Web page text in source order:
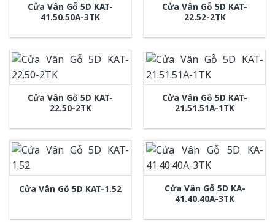
Cửa Vân Gỗ 5D KAT-
41.50.50A-3TK
Cửa Vân Gỗ 5D KAT-
22.52-2TK
Cửa Vân Gỗ 5D KAT-
22.50-2TK
Cửa Vân Gỗ 5D KAT-
21.51.51A-1TK
Cửa Vân Gỗ 5D KAT-1.52
Cửa Vân Gỗ 5D KA-
41.40.40A-3TK